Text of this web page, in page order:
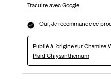
Traduire avec Google
Oui, Je recommande ce
Publié à l'origine sur Chemise
Plaid Chrysanthemum